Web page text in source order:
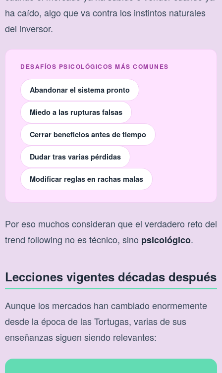
ha caído, algo que va contra los instintos naturales
del inversor.
DESAFÍOS PSICOLÓGICOS MÁS COMUNES
Abandonar el sistema pronto
Miedo a las rupturas falsas
Cerrar beneficios antes de tiempo
Dudar tras varias pérdidas
Modificar reglas en rachas malas
Por eso muchos consideran que el verdadero reto del
trend following no es técnico, sino psicológico.
Lecciones vigentes décadas después
Aunque los mercados han cambiado enormemente
desde la época de las Tortugas, varias de sus
enseñanzas siguen siendo relevantes: